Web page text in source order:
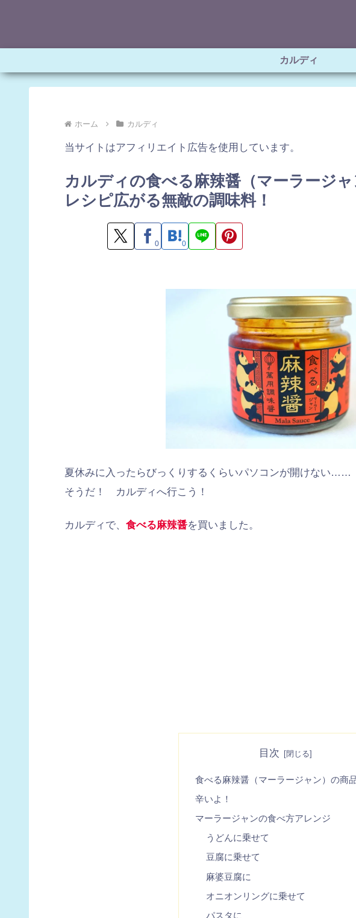
カルディ
ホーム カルディ
当サイトはアフィリエイト広告を使用しています。
カルディの食べる麻辣醤（マーラージ
レシピ広がる無敵の調味料！
0 0
夏休みに入ったらびっくりするくらいパソコンが開けない……
そうだ！ カルディへ行こう！
カルディで、 食べる麻辣醤を買いました。
目次
食べる麻辣醤（マーラージャン）の商
辛いよ！
マーラージャンの食べ方アレンジ
うどんに乗せて
豆腐に乗せて
麻婆豆腐に
オニオンリングに乗せて
パスタに